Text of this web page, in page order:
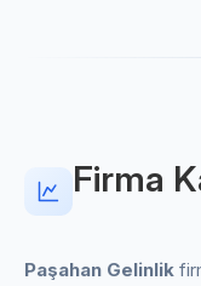
Firma
Paşahan Gelinlik